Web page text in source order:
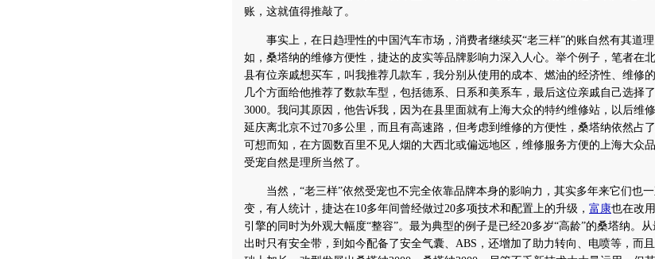
账，这就值得推敲了。
事实上，在日趋理性的中国汽车市场，消费者继续买“老三样”的账自然有其道
如，桑塔纳的维修方便性，捷达的皮实等品牌影响力深入人心。举个例子，笔者在
县有位亲戚想买车，叫我推荐几款车，我分别从使用的成本、燃油的经济性、维修
几个方面给他推荐了数款车型，包括德系、日系和美系车，最后这位亲戚自己选择
3000。我问其原因，他告诉我，因为在县里面就有上海大众的特约维修站，以后维修
延庆离北京不过70多公里，而且有高速路，但考虑到维修的方便性，桑塔纳依然占了
可想而知，在方圆数百里不见人烟的大西北或偏远地区，维修服务方便的上海大众
受宠自然是理所当然了。
当然，“老三样”依然受宠也不完全依靠品牌本身的影响力，其实多年来它们也
变，有人统计，捷达在10多年间曾经做过20多项技术和配置上的升级， 富康也在改
引擎的同时为外观大幅度“整容”。最为典型的例子是已经20多岁“高龄”的桑塔纳。从
出时只有安全带，到如今配备了安全气囊、ABS，还增加了助力转向、电喷等，而